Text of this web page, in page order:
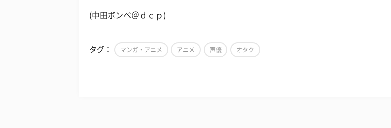
(中田ボンベ＠ｄｃｐ)
タグ： マンガ・アニメ アニメ 声優 オタク